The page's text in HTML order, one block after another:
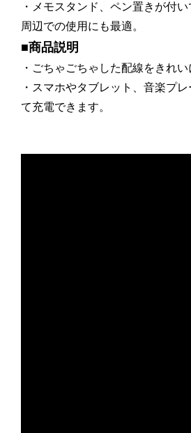
・メモスタンド、ペン置きが付
周辺での使用にも最適。
■商品説明
・ごちゃごちゃした配線をきれい
・スマホやタブレット、音楽プ
て充電できます。